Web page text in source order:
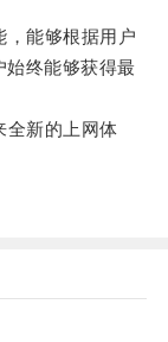
能够根据用户
始终能够获得最
新的上网体